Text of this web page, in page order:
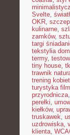
Svelte,
OKR,
kulinarne,
zamków,
targi
tekstylia
termy,
tiny house,
trawnik
trening kobiet
turystyka
przyrodnicza,
perełki,
kiełków,
truskawek,
uzdrowiska,
klienta,